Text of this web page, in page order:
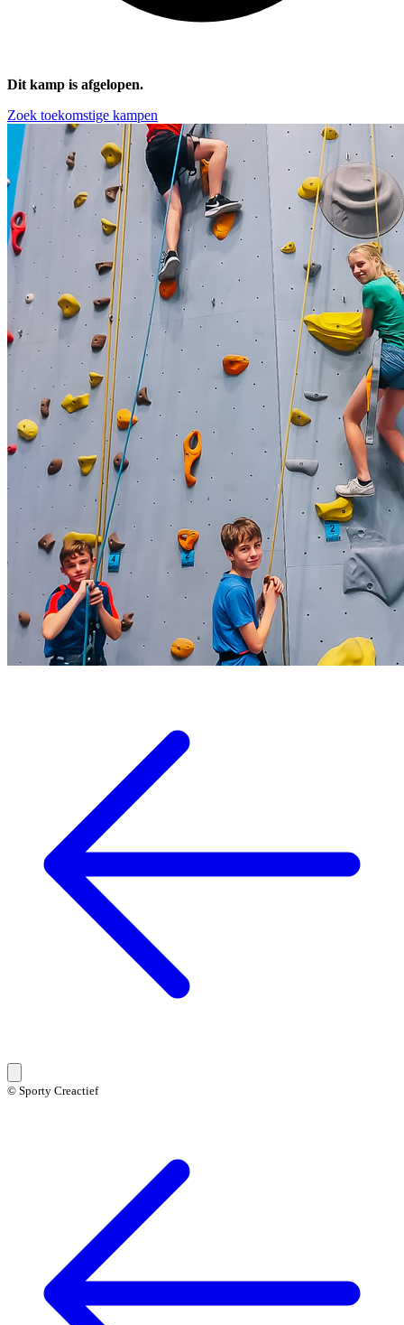
Dit kamp is afgelopen.
Zoek toekomstige kampen
© Sporty Creactief